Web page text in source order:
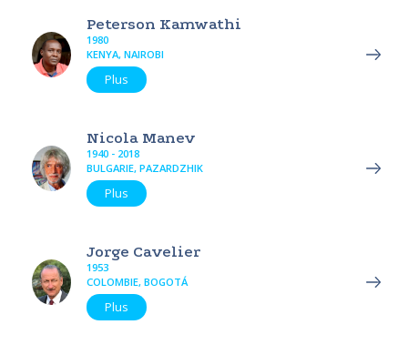
Peterson Kamwathi
1980
KENYA, NAIROBI
Plus
Nicola Manev
1940 - 2018
BULGARIE, PAZARDZHIK
Plus
Jorge Cavelier
1953
COLOMBIE, BOGOTÁ
Plus